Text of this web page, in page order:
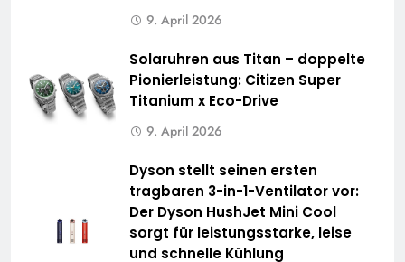
9. April 2026
Solaruhren aus Titan – doppelte
Pionierleistung: Citizen Super
Titanium x Eco-Drive
9. April 2026
Dyson stellt seinen ersten
tragbaren 3-in-1-Ventilator vor:
Der Dyson HushJet Mini Cool
sorgt für leistungsstarke, leise
und schnelle Kühlung